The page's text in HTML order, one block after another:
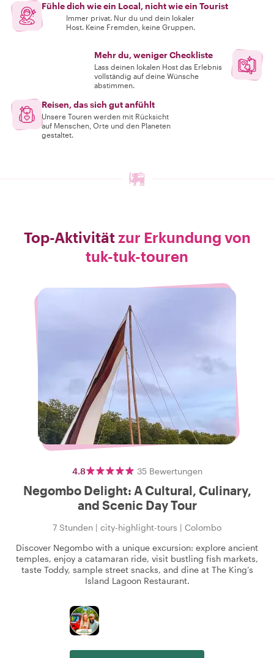
Fühle dich wie ein Local, nicht wie ein Tourist
Immer privat. Nur du und dein lokaler
Host. Keine Fremden, keine Gruppen.
Mehr du, weniger Checkliste
Lass deinen lokalen Host das Erlebnis
vollständig auf deine Wünsche
abstimmen.
Reisen, das sich gut anfühlt
Unsere Touren werden mit Rücksicht
auf Menschen, Orte und den Planeten
gestaltet.
Top-Aktivität zur Erkundung von
tuk-tuk-touren
4.8 35 Bewertungen
Negombo Delight: A Cultural, Culinary,
and Scenic Day Tour
7 Stunden | city-highlight-tours | Colombo
Discover Negombo with a unique excursion: explore ancient
temples, enjoy a catamaran ride, visit bustling fish markets,
taste Toddy, sample street snacks, and dine at The King’s
Island Lagoon Restaurant.